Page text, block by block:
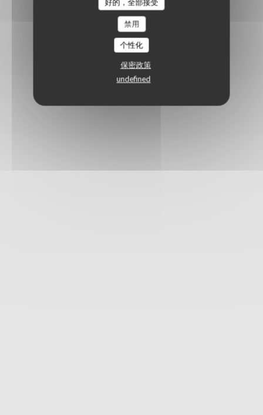
好的，全部接受
禁用
个性化
保密政策
undefined